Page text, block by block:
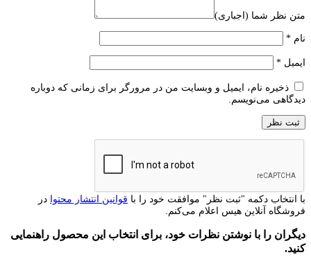
متن نظر شما (اجباری)
نام *
ایمیل *
ذخیره نام، ایمیل و وبسایت من در مرورگر برای زمانی که دوباره
دیدگاهی می‌نویسم.
با انتخاب دکمه "ثبت نظر" موافقت خود را با قوانین انتشار محتوا در
فروشگاه آنلاین هیس اعلام می‌کنم.
دیگران را با نوشتن نظرات خود، برای انتخاب این محصول راهنمایی
کنید.